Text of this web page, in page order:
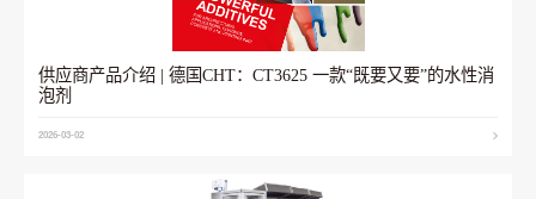
供应商产品介绍 | 德国CHT：CT3625 一款“既要又要”的水性消
泡剂
2026-03-02